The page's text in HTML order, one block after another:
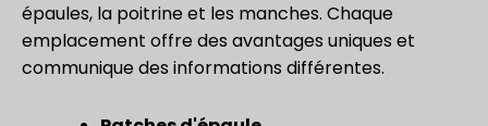
épaules, la poitrine et les manches. Chaque
emplacement offre des avantages uniques et
communique des informations différentes.